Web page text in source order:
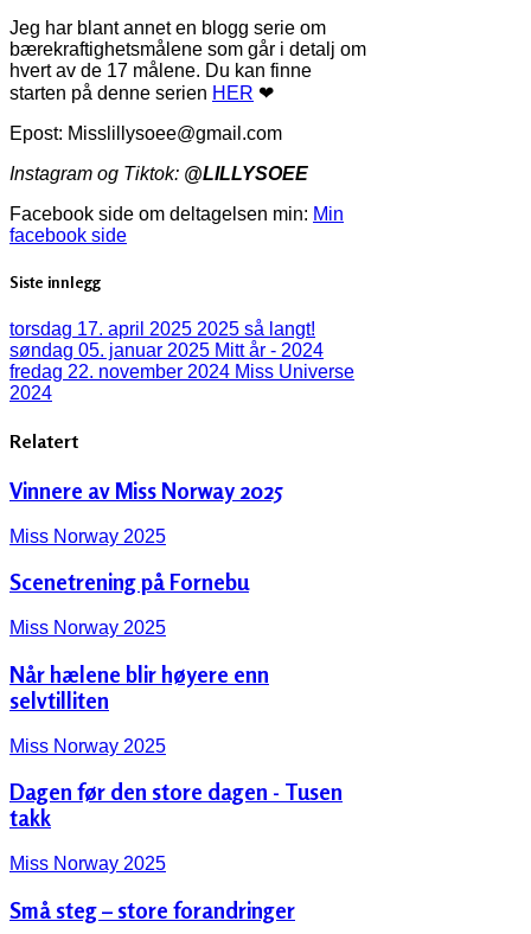
Jeg har blant annet en blogg serie om
bærekraftighetsmålene som går i detalj om
hvert av de 17 målene. Du kan finne
starten på denne serien HER ❤
Epost: Misslillysoee@gmail.com
Instagram og Tiktok: @LILLYSOEE
Facebook side om deltagelsen min: Min
facebook side
Siste innlegg
torsdag 17. april 2025 2025 så langt!
søndag 05. januar 2025 Mitt år - 2024
fredag 22. november 2024 Miss Universe
2024
Relatert
Vinnere av Miss Norway 2025
Miss Norway 2025
Scenetrening på Fornebu
Miss Norway 2025
Når hælene blir høyere enn
selvtilliten
Miss Norway 2025
Dagen før den store dagen - Tusen
takk
Miss Norway 2025
Små steg – store forandringer